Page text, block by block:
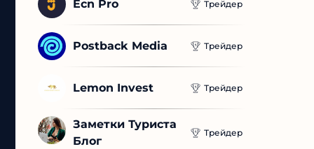
Ecn Pro Трейдер
Postback Media Трейдер
Lemon Invest Трейдер
Заметки Туриста
Блог
Трейдер